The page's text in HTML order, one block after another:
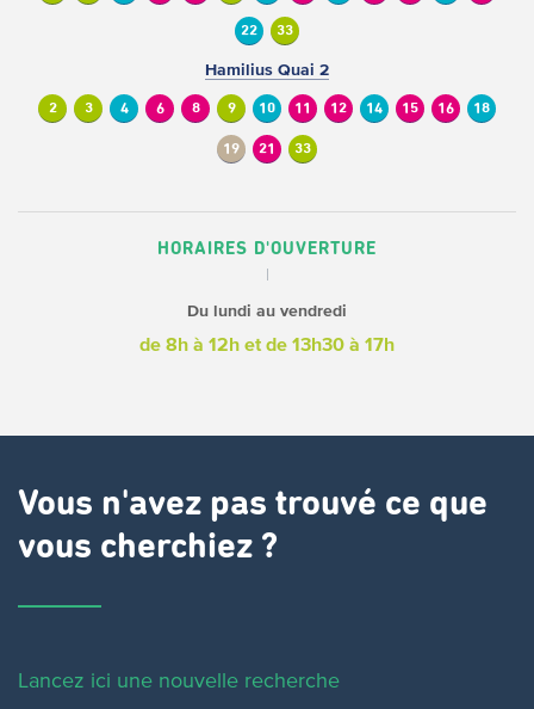
22 33
Hamilius Quai 2
2 3 4 6 8 9 10 11 12 14 15 16 18
19 21 33
HORAIRES D'OUVERTURE
Du lundi au vendredi
de 8h à 12h et de 13h30 à 17h
Vous n'avez pas trouvé ce que
vous cherchiez ?
Lancez ici une nouvelle recherche